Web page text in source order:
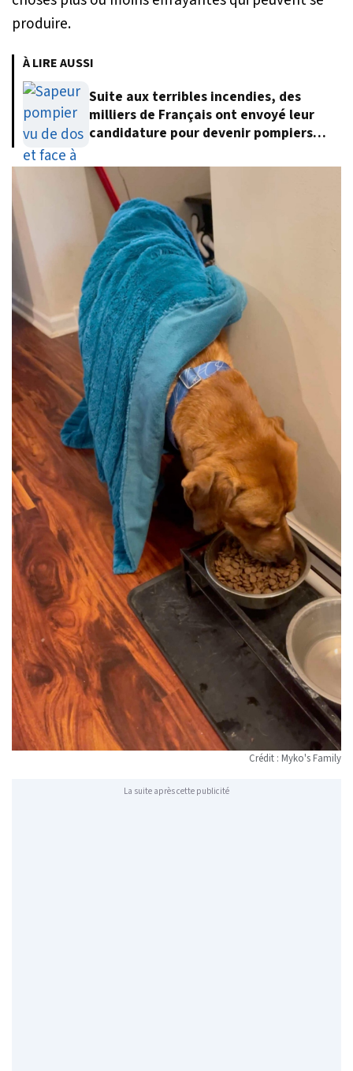
produire.
À LIRE AUSSI
Suite aux terribles incendies, des
milliers de Français ont envoyé leur
candidature pour devenir pompiers
Crédit : Myko's Family
La suite après cette publicité